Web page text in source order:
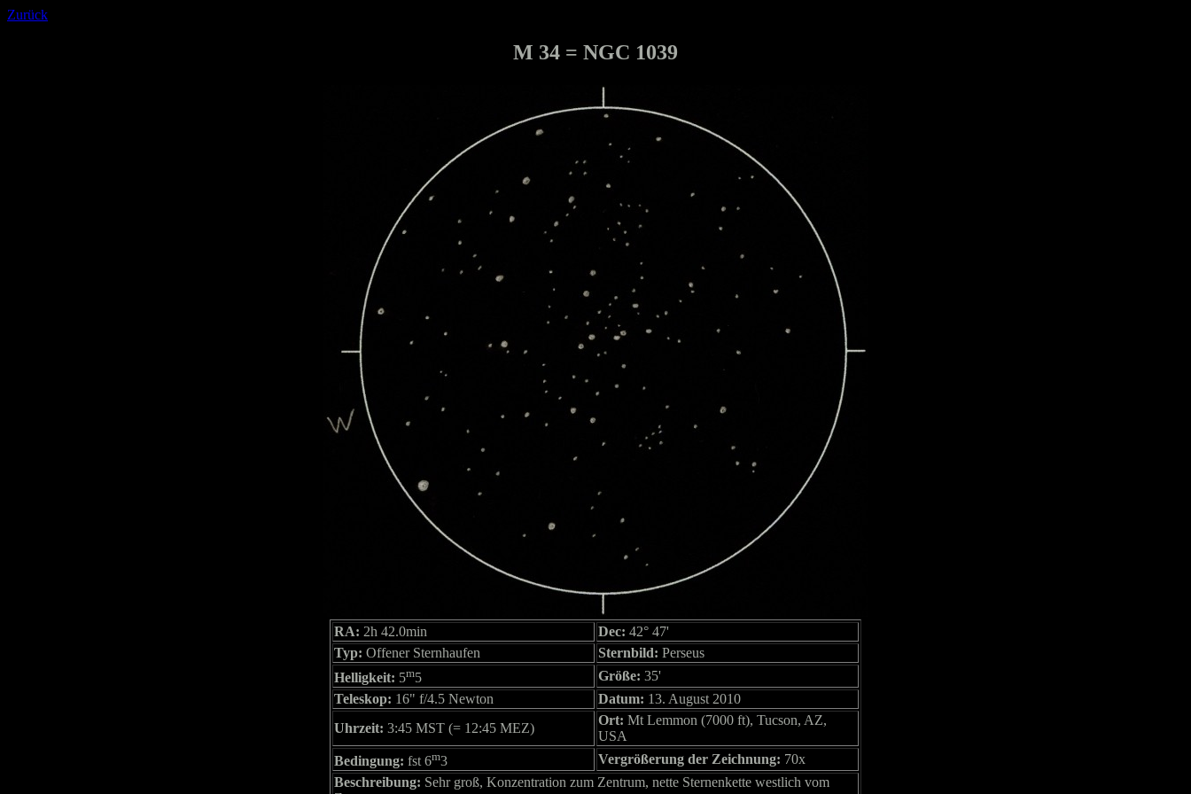
Zurück
M 34 = NGC 1039
RA: 2h 42.0min Dec: 42° 47'
Typ: Offener Sternhaufen Sternbild: Perseus
Helligkeit: 5m5 Größe: 35'
Teleskop: 16" f/4.5 Newton Datum: 13. August 2010
Uhrzeit: 3:45 MST (= 12:45 MEZ)
Ort: Mt Lemmon (7000 ft), Tucson, AZ,
USA
Bedingung: fst 6m3 Vergrößerung der Zeichnung: 70x
Beschreibung: Sehr groß, Konzentration zum Zentrum, nette Sternenkette westlich vom